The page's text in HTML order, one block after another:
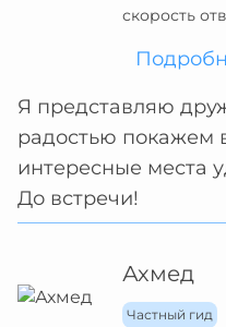
скорость
Я представляю
радостью покажем
интересные места
До встречи!
Ахмед
Частный гид